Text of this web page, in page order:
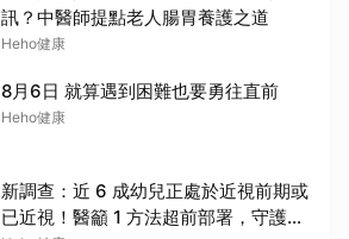
訊？中醫師提點老人腸胃養護之道
Heho健康
8月6日 就算遇到困難也要勇往直前
Heho健康
新調查：近 6 成幼兒正處於近視前期或
已近視！醫籲 1 方法超前部署，守護孩